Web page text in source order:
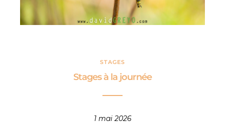
STAGES
Stages à la journée
1 mai 2026